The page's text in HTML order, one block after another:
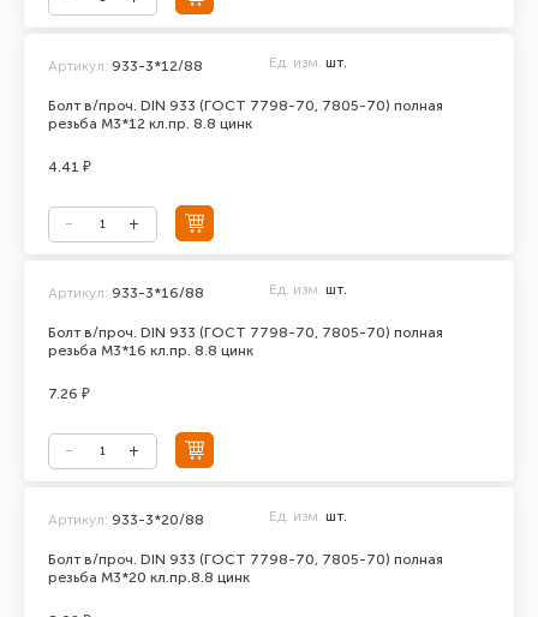
Болт в/проч. DIN 933 (ГОСТ 7798-70, 7805-70) полная
резьба М3*12 кл.пр. 8.8 цинк
Артикул: 933-3*12/88 Ед. изм. шт.
4.41 ₽
Болт в/проч. DIN 933 (ГОСТ 7798-70, 7805-70) полная
резьба М3*16 кл.пр. 8.8 цинк
Артикул: 933-3*16/88 Ед. изм. шт.
7.26 ₽
Болт в/проч. DIN 933 (ГОСТ 7798-70, 7805-70) полная
резьба М3*20 кл.пр.8.8 цинк
Артикул: 933-3*20/88 Ед. изм. шт.